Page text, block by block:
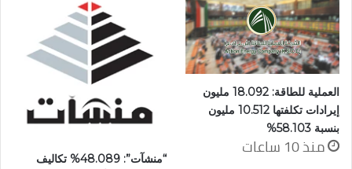
العملية للطاقة: 18.092 مليون
إيرادات تكلفتها 10.512 مليون
بنسبة 58.103%
منذ 10 ساعات
“منشآت”: 48.089% تكاليف